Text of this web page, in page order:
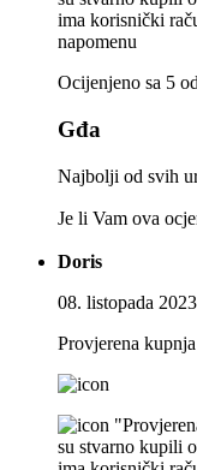
ima korisnički
napomenu
Ocijenjeno sa 5
Gđa
Najbolji od svih
Je li Vam ova
Doris
08. listopada 2023
Provjerena kupnja
su stvarno kupili